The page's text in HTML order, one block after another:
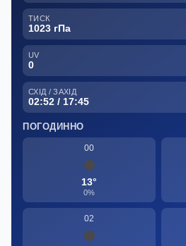
ТИСК
1023 гПа
UV
0
СХІД / ЗАХІД
02:52 / 17:45
ПОГОДИННО
00
13°
0%
02